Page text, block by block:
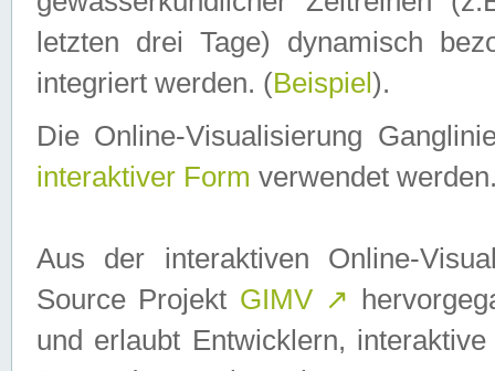
letzten drei Tage) dynamisch
integriert werden. (Beispiel ).
Die Online-Visualisierung
interaktiver Form verwendet
Aus der interaktiven Online-
Source Projekt GIMV ↗
und erlaubt Entwicklern,